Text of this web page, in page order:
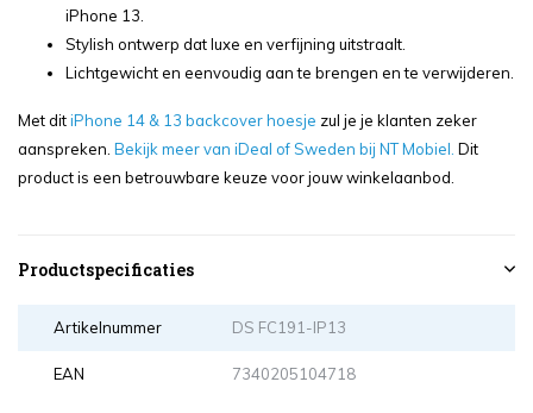
iPhone 13.
Stylish ontwerp dat luxe en verfijning uitstraalt.
Lichtgewicht en eenvoudig aan te brengen en te verwijderen.
Met ditiPhone 14 & 13 backcover hoesje zul je je klanten zeker
aanspreken. Bekijk meer van iDeal of Sweden bij NT Mobiel. Dit
product is een betrouwbare keuze voor jouw winkelaanbod.
Productspecificaties
Artikelnummer DS FC191-IP13
EAN 7340205104718